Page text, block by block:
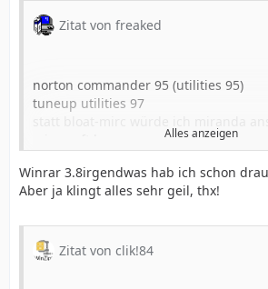
Zitat von freaked
norton commander 95 (utilities 95)
tuneup utilities 97
visual basic 4.0 oder 5.0
windows entertainment pack 1-4
Alles anzeigen
Winrar 3.8irgendwas hab ich schon
Aber ja klingt alles sehr geil, thx!
Zitat von clik!84